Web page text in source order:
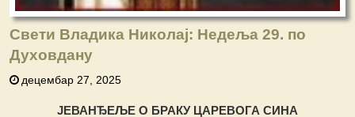
Свети Владика Николај: Недеља 29. по
Духовдану
децембар 27, 2025
ЈЕВАНЂЕЉЕ О БРАКУ ЦАРЕВОГА СИНА